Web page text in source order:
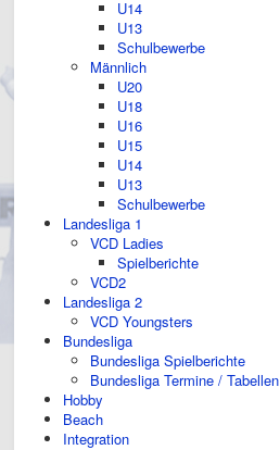
U14
U13
Schulbewerbe
Männlich
U20
U18
U16
U15
U14
U13
Schulbewerbe
Landesliga 1
VCD Ladies
Spielberichte
VCD2
Landesliga 2
VCD Youngsters
Bundesliga
Bundesliga Spielberichte
Bundesliga Termine / Tabellen
Hobby
Beach
Integration